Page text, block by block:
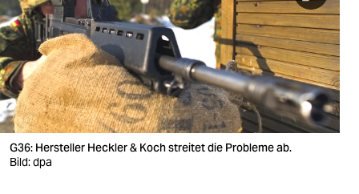
nord
wahrheit
verlag
verlag
veranstaltungen
G36: Hersteller Heckler & Koch streitet die Probleme ab.
Bild: dpa